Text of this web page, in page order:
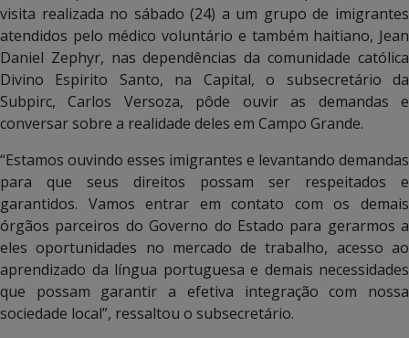
visita realizada no sábado (24) a um grupo de imigrantes
atendidos pelo médico voluntário e também haitiano, Jean
Daniel Zephyr, nas dependências da comunidade católica
Divino Espirito Santo, na Capital, o subsecretário da
Subpirc, Carlos Versoza, pôde ouvir as demandas e
conversar sobre a realidade deles em Campo Grande.
“Estamos ouvindo esses imigrantes e levantando demandas
para que seus direitos possam ser respeitados e
garantidos. Vamos entrar em contato com os demais
órgãos parceiros do Governo do Estado para gerarmos a
eles oportunidades no mercado de trabalho, acesso ao
aprendizado da língua portuguesa e demais necessidades
que possam garantir a efetiva integração com nossa
sociedade local”, ressaltou o subsecretário.